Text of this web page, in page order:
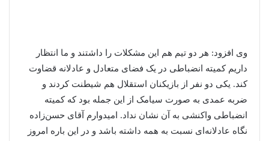
وی افزود: هر دو تیم هم این مشکلات را داشتند و ما انتظار
داریم کمیته انضباطی در یک فضای متعادل و عادلانه قضاوت
کند. یکی دو نفر از بازیکنان استقلال هم شیطنت کردند و
ضربه عمدی به صورت سیامک از این جمله بود که کمیته
انضباطی واکنشی به آن نشان نداد. امیدوارم آقای حسن‌زاده
نگاه عادلانه‌ای نسبت به همه داشته باشد و در این باره امروز